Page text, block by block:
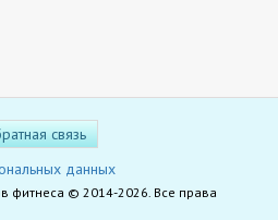
связь
данных
фитнеса © 2014-2026. Все права